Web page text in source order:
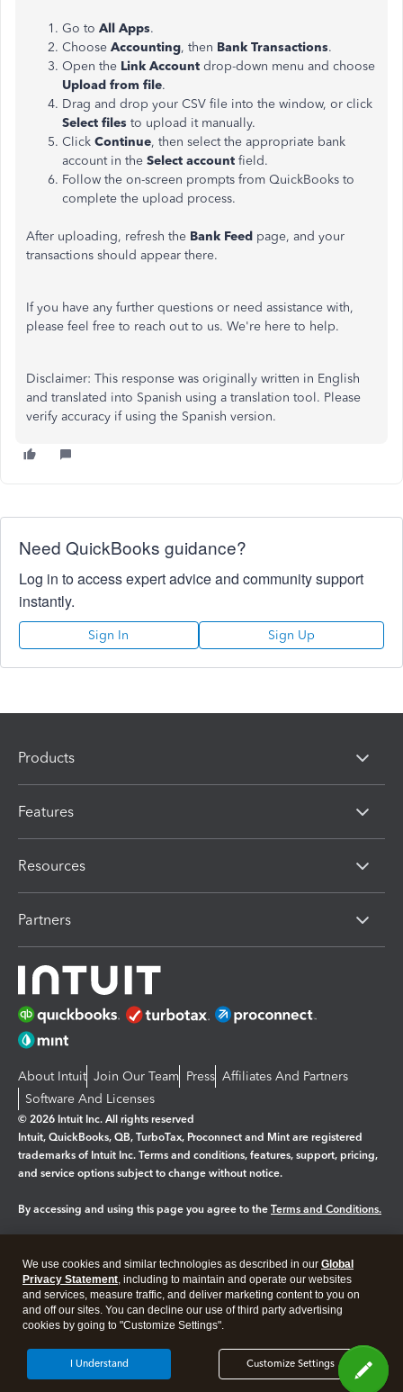
Go to All Apps.
Choose Accounting, then Bank Transactions.
Open the Link Account drop-down menu and choose
Upload from file.
Drag and drop your CSV file into the window, or click
Select files to upload it manually.
Click Continue, then select the appropriate bank
account in the Select account field.
Follow the on-screen prompts from QuickBooks to
complete the upload process.
After uploading, refresh the Bank Feed page, and your
transactions should appear there.
If you have any further questions or need assistance with,
please feel free to reach out to us. We're here to help.
Disclaimer: This response was originally written in English
and translated into Spanish using a translation tool. Please
verify accuracy if using the Spanish version.
Need QuickBooks guidance?
Log in to access expert advice and community support
instantly.
Sign In Sign Up
Products
Features
Resources
Partners
About Intuit Join Our Team Press Affiliates And Partners
Software And Licenses
© 2026 Intuit Inc. All rights reserved
Intuit, QuickBooks, QB, TurboTax, Proconnect and Mint are registered
trademarks of Intuit Inc. Terms and conditions, features, support, pricing,
and service options subject to change without notice.
By accessing and using this page you agree to the Terms and Conditions.
Legal Privacy Security
We use cookies and similar technologies as described in our Global
Privacy Statement, including to maintain and operate our websites
and services, measure traffic, and deliver marketing content to you on
and off our sites. You can decline our use of third party advertising
cookies by going to "Customize Settings".
Customize Settings
I Understand